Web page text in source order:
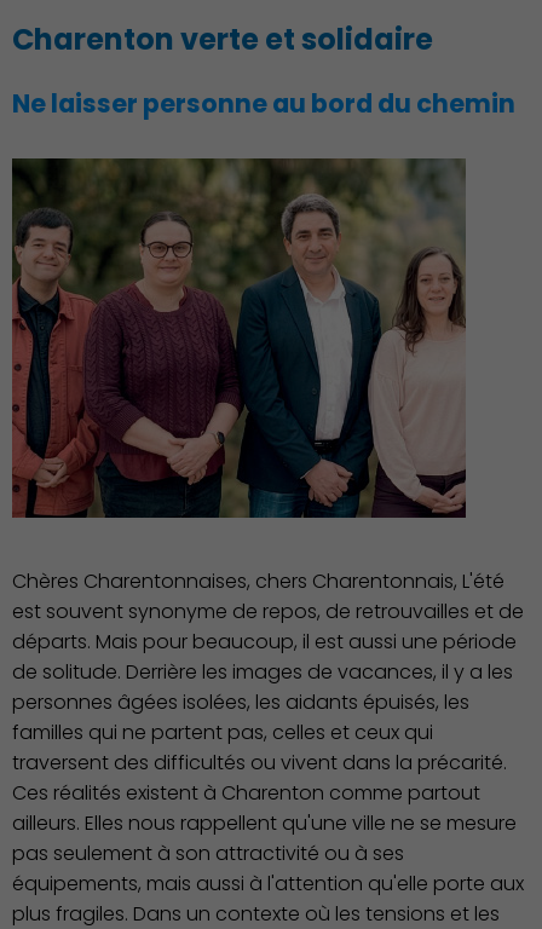
Action Sociale Solidarité
Environnement cadre de
Charenton verte et solidaire
Ne laisser personne au bord du chemin
Chères Charentonnaises, chers Charentonnais, L'été
est souvent synonyme de repos, de retrouvailles et de
départs. Mais pour beaucoup, il est aussi une période
de solitude. Derrière les images de vacances, il y a les
personnes âgées isolées, les aidants épuisés, les
familles qui ne partent pas, celles et ceux qui
traversent des difficultés ou vivent dans la précarité.
Ces réalités existent à Charenton comme partout
ailleurs. Elles nous rappellent qu'une ville ne se mesure
pas seulement à son attractivité ou à ses
équipements, mais aussi à l'attention qu'elle porte aux
plus fragiles. Dans un contexte où les tensions et les